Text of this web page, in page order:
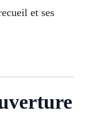
et ses